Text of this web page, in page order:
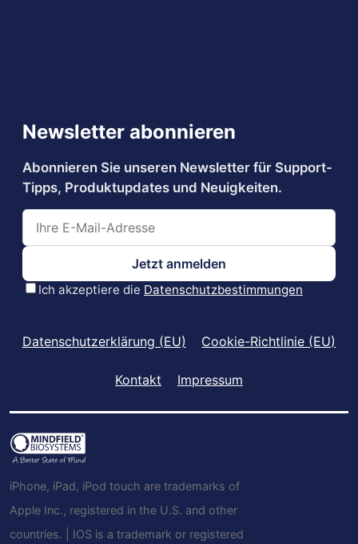
Datenschutzerklärung (EU) Cookie-Richtlinie (EU)
Kontakt Impressum
iPhone, iPad, iPod touch are trademarks of
Apple Inc., registered in the U.S. and other
countries. | IOS is a trademark or registered